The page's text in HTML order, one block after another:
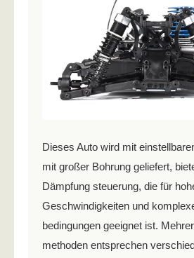
Dieses Auto wird mit
mit großer Bohrung geliefert,
Dämpfung steuerung, die für
Geschwindigkeiten und
bedingungen geeignet ist.
methoden entsprechen